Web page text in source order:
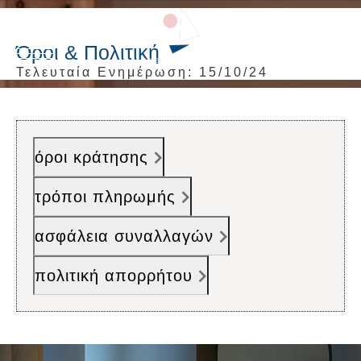
ΑΡΧΙΚΗ
ΒΙΛΕΣ
ΠΕΡΙΟΧΗ
ΕΠΙΚΟΙΝΩΝΙΑ
Language:EN|EL
Όροι & Πολιτική
Τελευταία Ενημέρωση: 15/10/24
όροι κράτησης
τρόποι πληρωμής
ασφάλεια συναλλαγών
πολιτική απορρήτου